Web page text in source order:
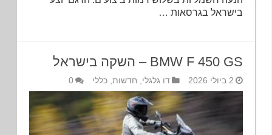
בישראל בגרסאות …
BMW F 450 GS – השקה בישראל
דו גלגלי,חדשות,כללי